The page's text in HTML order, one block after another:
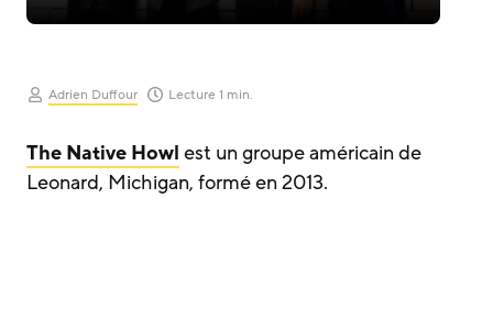
Adrien Duffour Lecture 1 min.
The Native Howl est un groupe américain de
Leonard, Michigan, formé en 2013.